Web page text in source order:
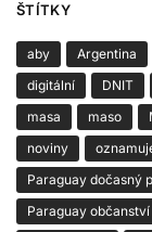
ŠTÍTKY
aby Argentina
digitální
DNIT
masa
maso
noviny
Paraguay dočasný
Paraguay občanství